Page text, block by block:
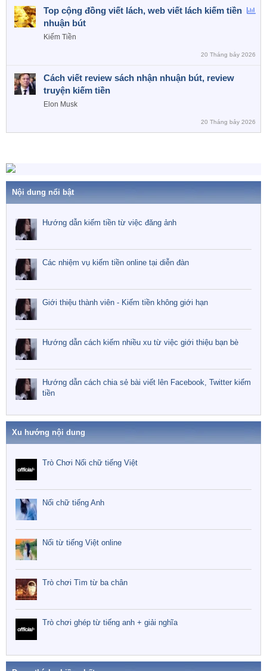
a
Top cộng đồng viết lách, web viết lách kiếm tiền
nhuận bút
Kiếm Tiền
20 Tháng bảy 2026
Cách viết review sách nhận nhuận bút, review
truyện kiếm tiền
Elon Musk
20 Tháng bảy 2026
Nội dung nổi bật
Hướng dẫn kiếm tiền từ việc đăng ảnh
Các nhiệm vụ kiếm tiền online tại diễn đàn
Giới thiệu thành viên - Kiếm tiền không giới hạn
Hướng dẫn cách kiếm nhiều xu từ việc giới thiệu bạn bè
Hướng dẫn cách chia sẻ bài viết lên Facebook, Twitter kiếm
tiền
Xu hướng nội dung
Trò Chơi Nối chữ tiếng Việt
Nối chữ tiếng Anh
Nối từ tiếng Việt online
Trò chơi Tìm từ ba chân
Trò chơi ghép từ tiếng anh + giải nghĩa